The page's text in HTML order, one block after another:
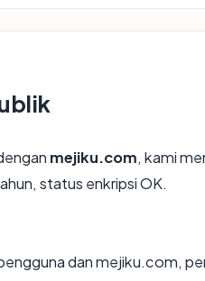
mejiku.com, kami
status enkripsi OK.
dan mejiku.com,